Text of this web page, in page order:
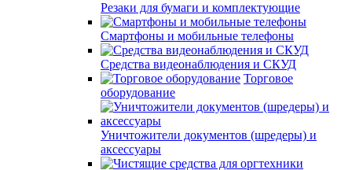
Резаки для бумаги и комплектующие
Смартфоны и мобильные телефоны
Средства видеонаблюдения и СКУД
Торговое
оборудование
Уничтожители документов (шредеры) и
аксессуары